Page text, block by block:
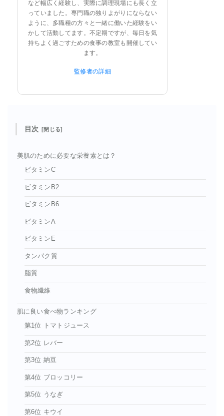
など幅広く経験し、実際に調理現場にも長く立
っていました。専門職の独りよがりにならない
ように、多職種の方々と一緒に働いた経験をい
かして活動してます。不定期ですが、毎日を気
持ちよく過ごすための食事の教室も開催してい
ます。
監修者の詳細
目次
美肌のために必要な栄養素とは？
ビタミンC
ビタミンB2
ビタミンB6
ビタミンA
ビタミンE
タンパク質
脂質
食物繊維
肌に良い食べ物ランキング
第1位 トマトジュース
第2位 レバー
第3位 納豆
第4位 ブロッコリー
第5位 うなぎ
第6位 キウイ